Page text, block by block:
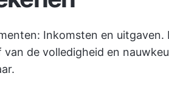
Inkomsten en uitgaven.
de volledigheid en